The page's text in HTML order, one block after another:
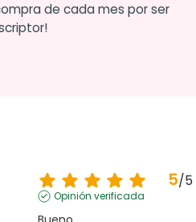
de cada mes por ser
5/5
Opinión verificada